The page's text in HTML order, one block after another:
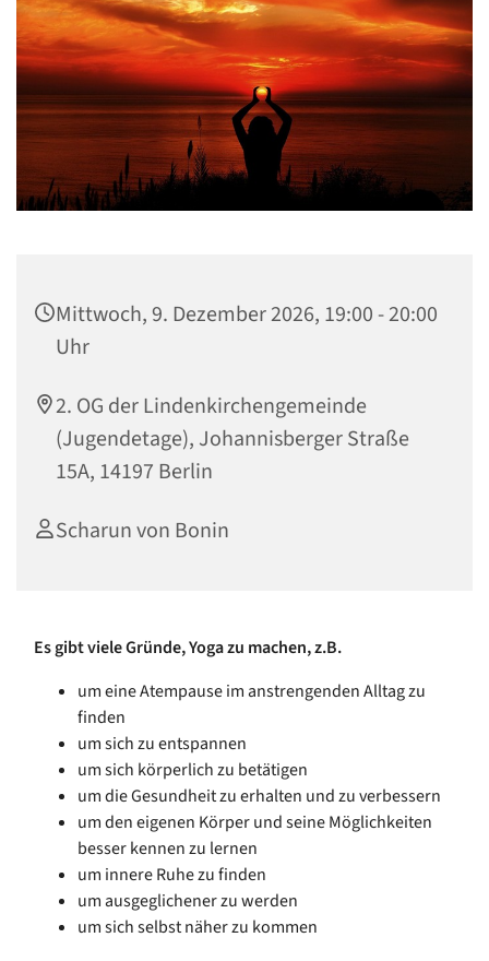
Mittwoch, 9. Dezember 2026, 19:00 - 20:00
Uhr
2. OG der Lindenkirchengemeinde
(Jugendetage), Johannisberger Straße
15A, 14197 Berlin
Scharun von Bonin
Es gibt viele Gründe, Yoga zu machen, z.B.
um eine Atempause im anstrengenden Alltag zu
finden
um sich zu entspannen
um sich körperlich zu betätigen
um die Gesundheit zu erhalten und zu verbessern
um den eigenen Körper und seine Möglichkeiten
besser kennen zu lernen
um innere Ruhe zu finden
um ausgeglichener zu werden
um sich selbst näher zu kommen